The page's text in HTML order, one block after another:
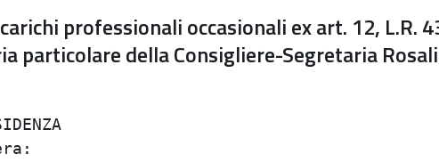
professionali occasionali ex art. 12, L.R.
particolare della Consigliere-Segretaria
DI